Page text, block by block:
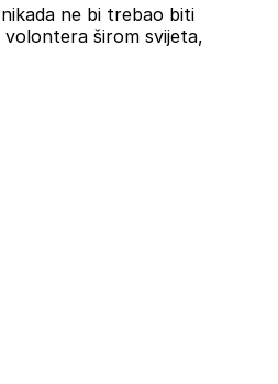
ne bi trebao biti
širom svijeta,